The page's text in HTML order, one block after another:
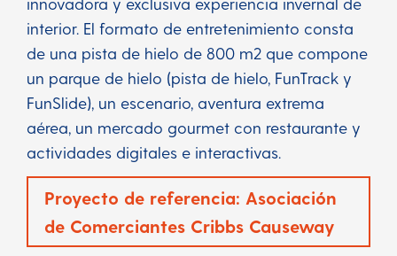
interior. El formato de entretenimiento consta
de una pista de hielo de 800 m2 que compone
un parque de hielo (pista de hielo, FunTrack y
FunSlide), un escenario, aventura extrema
aérea, un mercado gourmet con restaurante y
actividades digitales e interactivas.
Proyecto de referencia: Asociación
de Comerciantes Cribbs Causeway